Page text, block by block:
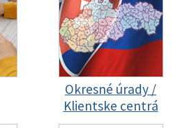
Okresné úrady /
Klientske centrá